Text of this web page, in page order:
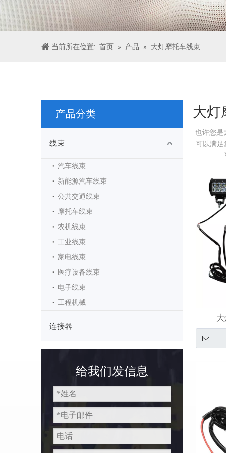
当前所在位置: 首页 » 产品 » 大灯摩托车线束
产品分类
线束
汽车线束
新能源汽车线束
公共交通线束
摩托车线束
农机线束
工业线束
家电线束
医疗设备线束
电子线束
工程机械
连接器
给我们发信息
大灯
也许您是
可以满